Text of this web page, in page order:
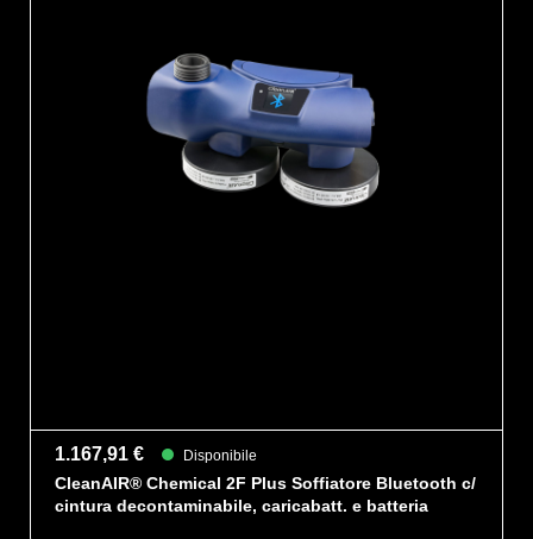
1.167,91 € Disponibile
CleanAIR® Chemical 2F Plus Soffiatore Bluetooth c/
cintura decontaminabile, caricabatt. e batteria